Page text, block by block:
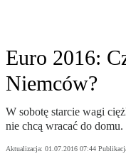
Euro 2016:
Niemców?
W sobotę starcie wagi
nie chcą wracać do domu.
Aktualizacja: 01.07.2016 07:44